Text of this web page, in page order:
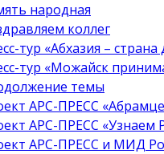
народная
коллег
тур «Абхазия –
тур «Можайск
темы
АРС-ПРЕСС
АРС-ПРЕСС «Узнаем
АРС-ПРЕСС и МИД